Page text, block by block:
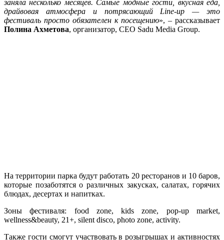
заняла несколько месяцев. Самые модные гости, вкусная еда,
драйвовая атмосфера и потрясающий Line-up — это
фестиваль просто обязателен к посещению», – рассказывает
Полина Ахметова, организатор, CEO Sadu Media Group.
На территории парка будут работать 20 ресторанов и 10 баров,
которые позаботятся о различных закусках, салатах, горячих
блюдах, десертах и напитках.
Зоны фестиваля: food zone, kids zone, pop-up market,
wellness&beauty, 21+, silent disco, photo zone, activity.
Также гости смогут участвовать в розыгрышах и активностях